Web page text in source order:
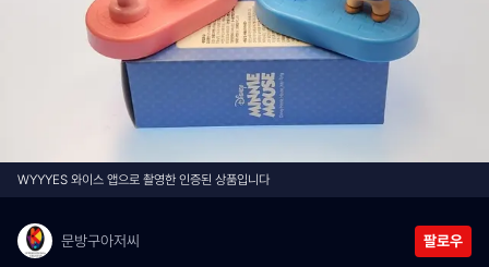
WYYYES 와이스 앱으로 촬영한 인증된 상품입니다
문방구아저씨 팔로우